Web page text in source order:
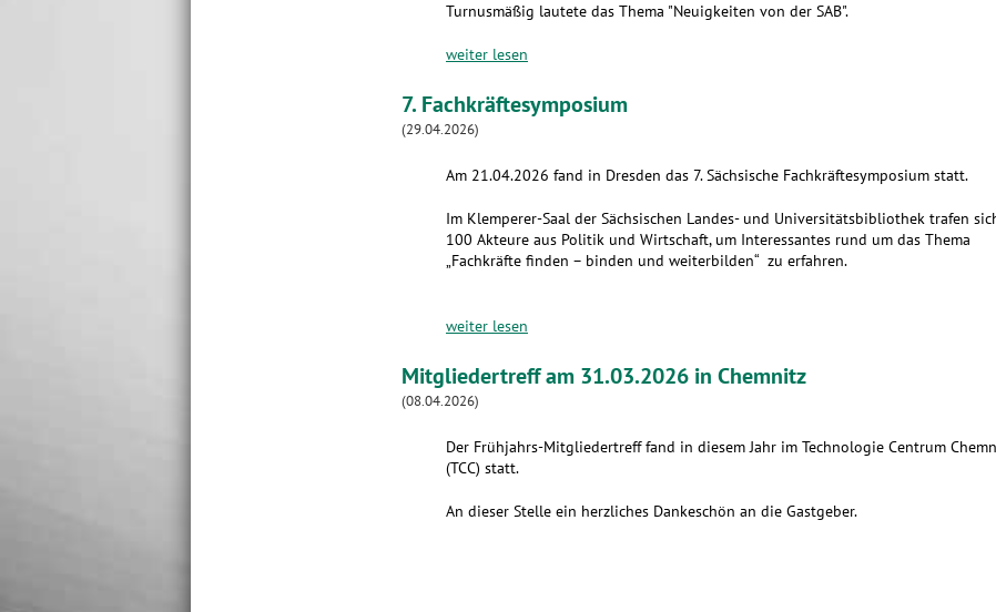
Turnusmäßig lautete das Thema "Neuigkeiten von der SAB".
weiter lesen
7. Fachkräftesymposium
(29.04.2026)
Am 21.04.2026 fand in Dresden das 7. Sächsische Fachkräftesymposium statt.
Im Klemperer-Saal der Sächsischen Landes- und Universitätsbibliothek trafen
100 Akteure aus Politik und Wirtschaft, um Interessantes rund um das Thema
„Fachkräfte finden – binden und weiterbilden“ zu erfahren.
weiter lesen
Mitgliedertreff am 31.03.2026 in Chemnitz
(08.04.2026)
Der Frühjahrs-Mitgliedertreff fand in diesem Jahr im Technologie Centrum
(TCC) statt.
An dieser Stelle ein herzliches Dankeschön an die Gastgeber.